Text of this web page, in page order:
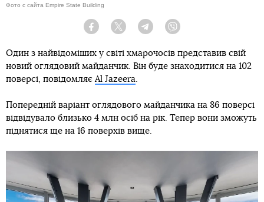
Фото с сайта Empire State Building
Facebook Twitter Telegram
Один з найвідоміших у світі хмарочосів представив свій
новий оглядовий майданчик. Він буде знаходитися на 102
поверсі, повідомляє Al Jazeera
Попередній варіант оглядового майданчика на 86 поверсі
відвідувало близько 4 млн осіб на рік. Тепер вони зможуть
піднятися ще на 16 поверхів вище.